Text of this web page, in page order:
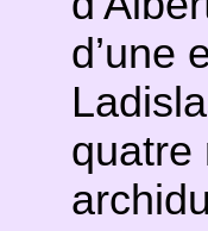
d’une
quatre